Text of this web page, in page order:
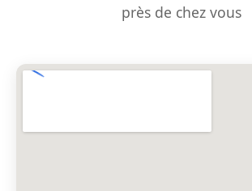
près de chez vous